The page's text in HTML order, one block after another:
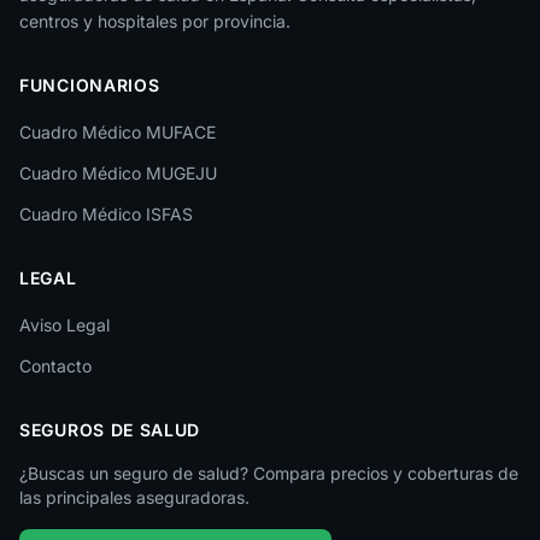
León
Lleida
Lugo
Málaga
Melilla
Murcia
Palencia
centros y hospitales por provincia.
FUNCIONARIOS
Cuadro Médico MUFACE
Cuadro Médico MUGEJU
Cuadro Médico ISFAS
LEGAL
Aviso Legal
Contacto
SEGUROS DE SALUD
¿Buscas un seguro de salud? Compara precios y coberturas de
las principales aseguradoras.